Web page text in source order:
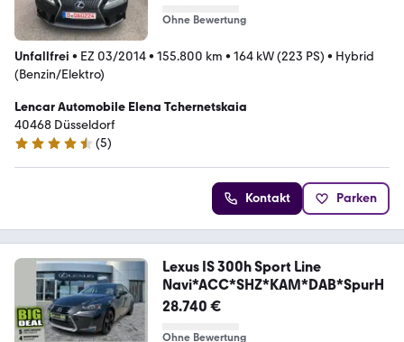
Ohne Bewertung
Unfallfrei • EZ 03/2014• 155.800 km • 164 kW (223 PS) • Hybrid
(Benzin/Elektro)
Lencar Automobile Elena Tchernetskaia
40468 Düsseldorf
4.7 Sterne
(5)
Kontakt Parken
Lexus IS 300h Sport Line
Navi*ACC*SHZ*KAM*DAB*SpurH
28.740 €
Ohne Bewertung